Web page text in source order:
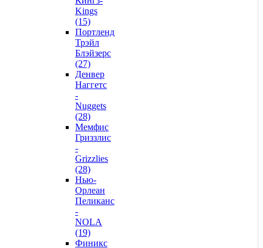
Kings
(15)
Портленд
Трэйл
Блэйзерс
(27)
Денвер
Наггетс
-
Nuggets
(28)
Мемфис
Гриззлис
-
Grizzlies
(28)
Нью-
Орлеан
Пеликанс
-
NOLA
(19)
Финикс